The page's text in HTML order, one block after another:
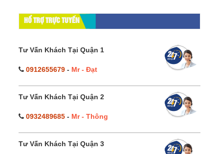
HỔ TRỢ TRỰC TUYẾN
Tư Vấn Khách Tại Quận 1
0912655679 - Mr - Đạt
Tư Vấn Khách Tại Quận 2
0932489685 - Mr - Thông
Tư Vấn Khách Tại Quận 3